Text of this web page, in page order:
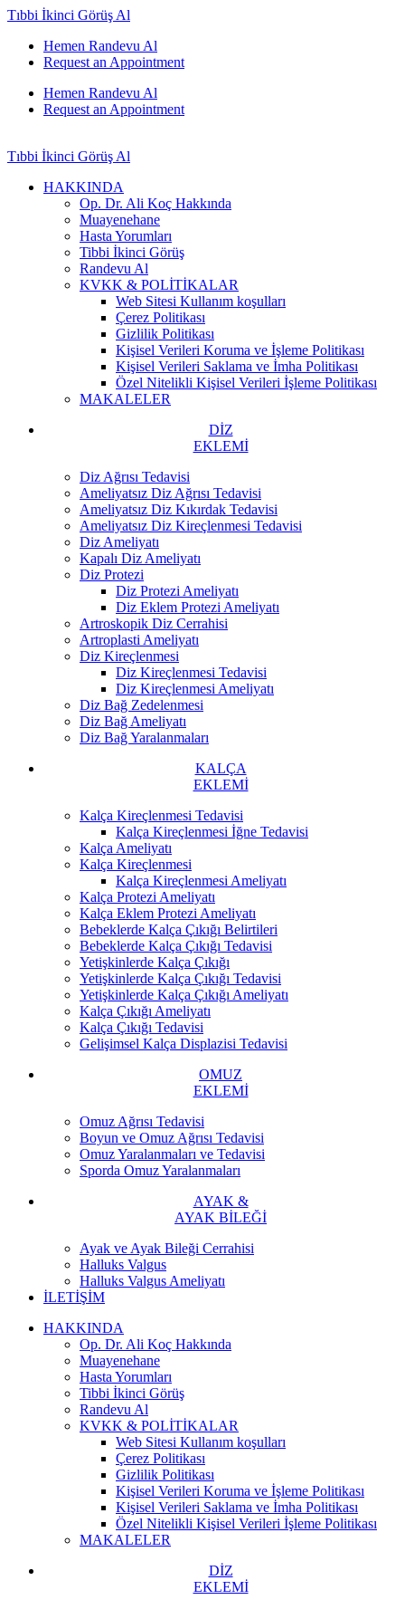
Tıbbi İkinci Görüş Al
Hemen Randevu Al
Request an Appointment
Hemen Randevu Al
Request an Appointment
Tıbbi İkinci Görüş Al
HAKKINDA
Op. Dr. Ali Koç Hakkında
Muayenehane
Hasta Yorumları
Tibbi İkinci Görüş
Randevu Al
KVKK & POLİTİKALAR
Web Sitesi Kullanım koşulları
Çerez Politikası
Gizlilik Politikası
Kişisel Verileri Koruma ve İşleme Politikası
Kişisel Verileri Saklama ve İmha Politikası
Özel Nitelikli Kişisel Verileri İşleme Politikası
MAKALELER
DİZ
EKLEMİ
Diz Ağrısı Tedavisi
Ameliyatsız Diz Ağrısı Tedavisi
Ameliyatsız Diz Kıkırdak Tedavisi
Ameliyatsız Diz Kireçlenmesi Tedavisi
Diz Ameliyatı
Kapalı Diz Ameliyatı
Diz Protezi
Diz Protezi Ameliyatı
Diz Eklem Protezi Ameliyatı
Artroskopik Diz Cerrahisi
Artroplasti Ameliyatı
Diz Kireçlenmesi
Diz Kireçlenmesi Tedavisi
Diz Kireçlenmesi Ameliyatı
Diz Bağ Zedelenmesi
Diz Bağ Ameliyatı
Diz Bağ Yaralanmaları
KALÇA
EKLEMİ
Kalça Kireçlenmesi Tedavisi
Kalça Kireçlenmesi İğne Tedavisi
Kalça Ameliyatı
Kalça Kireçlenmesi
Kalça Kireçlenmesi Ameliyatı
Kalça Protezi Ameliyatı
Kalça Eklem Protezi Ameliyatı
Bebeklerde Kalça Çıkığı Belirtileri
Bebeklerde Kalça Çıkığı Tedavisi
Yetişkinlerde Kalça Çıkığı
Yetişkinlerde Kalça Çıkığı Tedavisi
Yetişkinlerde Kalça Çıkığı Ameliyatı
Kalça Çıkığı Ameliyatı
Kalça Çıkığı Tedavisi
Gelişimsel Kalça Displazisi Tedavisi
OMUZ
EKLEMİ
Omuz Ağrısı Tedavisi
Boyun ve Omuz Ağrısı Tedavisi
Omuz Yaralanmaları ve Tedavisi
Sporda Omuz Yaralanmaları
AYAK &
AYAK BİLEĞİ
Ayak ve Ayak Bileği Cerrahisi
Halluks Valgus
Halluks Valgus Ameliyatı
İLETİŞİM
HAKKINDA
Op. Dr. Ali Koç Hakkında
Muayenehane
Hasta Yorumları
Tibbi İkinci Görüş
Randevu Al
KVKK & POLİTİKALAR
Web Sitesi Kullanım koşulları
Çerez Politikası
Gizlilik Politikası
Kişisel Verileri Koruma ve İşleme Politikası
Kişisel Verileri Saklama ve İmha Politikası
Özel Nitelikli Kişisel Verileri İşleme Politikası
MAKALELER
DİZ
EKLEMİ